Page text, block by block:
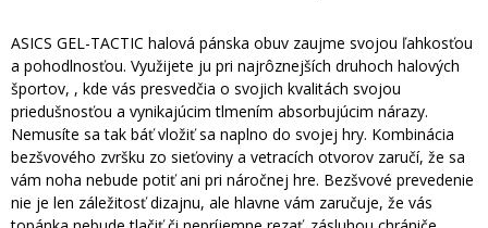
ASICS GEL-TACTIC halová pánska obuv zaujme svojou ľahkosťou
a pohodlnosťou. Využijete ju pri najrôznejších druhoch halových
športov, , kde vás presvedčia o svojich kvalitách svojou
priedušnosťou a vynikajúcim tlmením absorbujúcim nárazy.
Nemusíte sa tak báť vložiť sa naplno do svojej hry. Kombinácia
bezšvového zvršku zo sieťoviny a vetracích otvorov zaručí, že sa
vám noha nebude potiť ani pri náročnej hre. Bezšvové prevedenie
nie je len záležitosť dizajnu, ale hlavne vám zaručuje, že vás